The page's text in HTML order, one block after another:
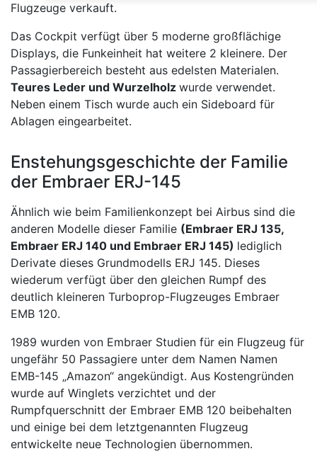
Flugzeuge verkauft.
Das Cockpit verfügt über 5 moderne großflächige
Displays, die Funkeinheit hat weitere 2 kleinere. Der
Passagierbereich besteht aus edelsten Materialen.
Teures Leder und Wurzelholz wurde verwendet.
Neben einem Tisch wurde auch ein Sideboard für
Ablagen eingearbeitet.
Enstehungsgeschichte der Familie
der Embraer ERJ-145
Ähnlich wie beim Familienkonzept bei Airbus sind die
anderen Modelle dieser Familie (Embraer ERJ 135,
Embraer ERJ 140 und Embraer ERJ 145) lediglich
Derivate dieses Grundmodells ERJ 145. Dieses
wiederum verfügt über den gleichen Rumpf des
deutlich kleineren Turboprop-Flugzeuges Embraer
EMB 120.
1989 wurden von Embraer Studien für ein Flugzeug für
ungefähr 50 Passagiere unter dem Namen Namen
EMB-145 „Amazon“ angekündigt. Aus Kostengründen
wurde auf Winglets verzichtet und der
Rumpfquerschnitt der Embraer EMB 120 beibehalten
und einige bei dem letztgenannten Flugzeug
entwickelte neue Technologien übernommen.